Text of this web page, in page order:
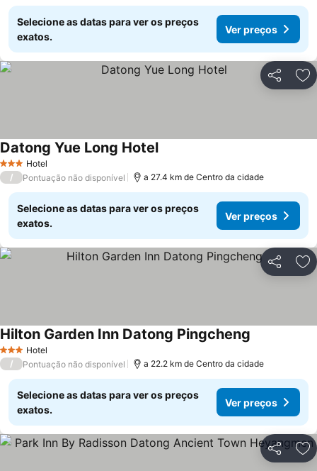
Selecione as datas para ver os preços
exatos.
Ver preços
Partilhar
3 EstrelasHotel
Datong Yue Long Hotel
/ Pontuação não disponível a 27.4 km de Centro da cidade
Selecione as datas para ver os preços
exatos.
Ver preços
Partilhar
3 EstrelasHotel
Hilton Garden Inn Datong Pingcheng
/ Pontuação não disponível a 22.2 km de Centro da cidade
Selecione as datas para ver os preços
exatos.
Ver preços
Partilhar